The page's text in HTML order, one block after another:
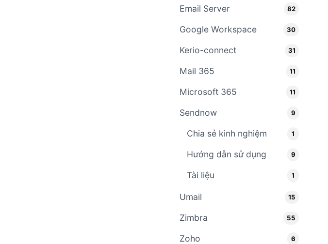
Email Server 82
Google Workspace 30
Kerio-connect 31
Mail 365 11
Microsoft 365 11
Sendnow 9
Chia sẻ kinh nghiệm 1
Hướng dẫn sử dụng 9
Tài liệu 1
Umail 15
Zimbra 55
Zoho 6